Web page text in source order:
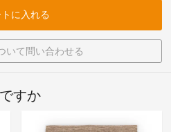
に入れる
いて問い合わせる
すか